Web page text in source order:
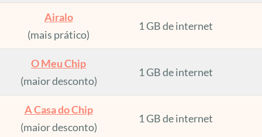
Airalo
(mais prático)
1 GB de internet
O Meu Chip
(maior desconto)
1 GB de internet
A Casa do Chip
(maior desconto)
1 GB de internet